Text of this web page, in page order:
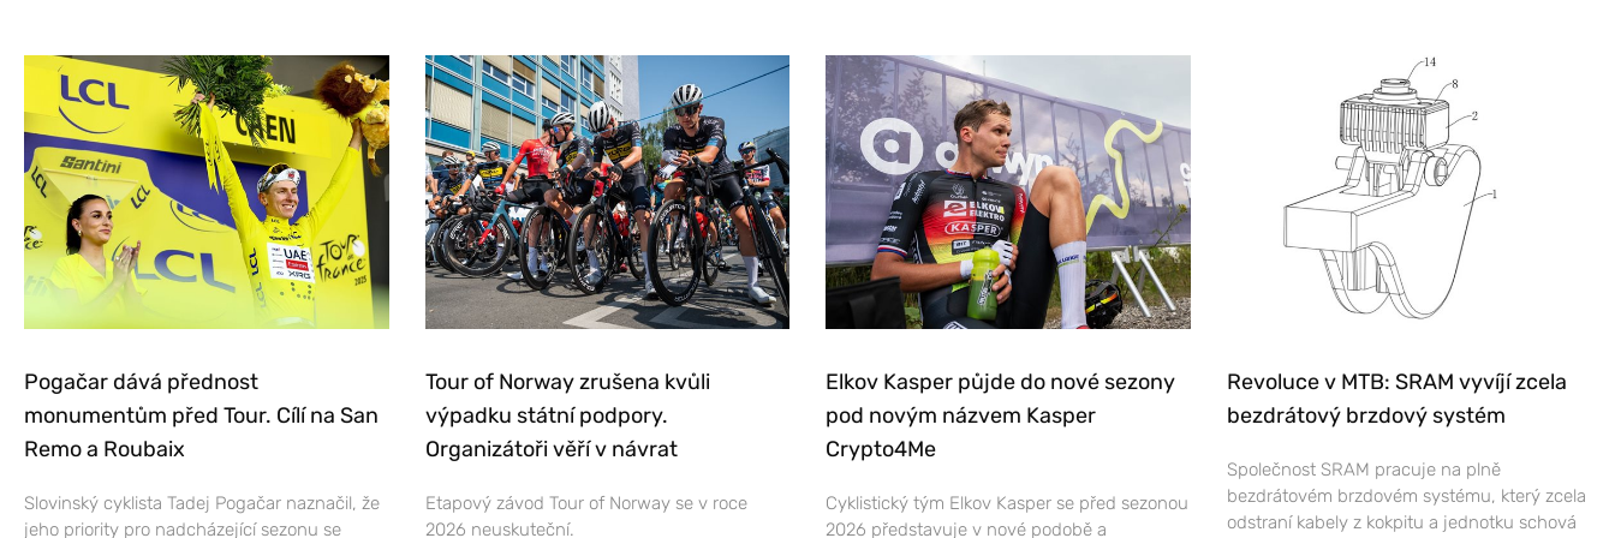
Pogačar dává přednost
monumentům před Tour. Cílí na San
Remo a Roubaix
Slovinský cyklista Tadej Pogačar naznačil, že
jeho priority pro nadcházející sezonu se
Tour of Norway zrušena kvůli
výpadku státní podpory.
Organizátoři věří v návrat
Etapový závod Tour of Norway se v roce
2026 neuskuteční.
Elkov Kasper půjde do nové sezony
pod novým názvem Kasper
Crypto4Me
Cyklistický tým Elkov Kasper se před sezonou
2026 představuje v nové podobě a
Revoluce v MTB: SRAM vyvíjí zcela
bezdrátový brzdový systém
Společnost SRAM pracuje na plně
bezdrátovém brzdovém systému, který zcela
odstraní kabely z kokpitu a jednotku schová